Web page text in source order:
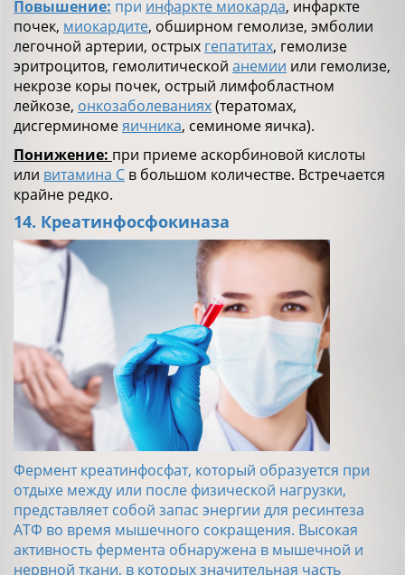
Повышение: при инфаркте миокарда, инфаркте
почек, миокардите, обширном гемолизе, эмболии
легочной артерии, острых гепатитах, гемолизе
эритроцитов, гемолитической анемии или гемолизе,
некрозе коры почек, острый лимфобластном
лейкозе, онкозаболеваниях(тератомах,
дисгерминомеяичника, семиноме яичка).
Понижение: при приеме аскорбиновой кислоты
или витамина С в большом количестве. Встречается
крайне редко.
14. Креатинфосфокиназа
Фермент креатинфосфат, который образуется при
отдыхе между или после физической нагрузки,
представляет собой запас энергии для ресинтеза
АТФ во время мышечного сокращения. Высокая
активность фермента обнаружена в мышечной и
нервной ткани, в которых значительная часть